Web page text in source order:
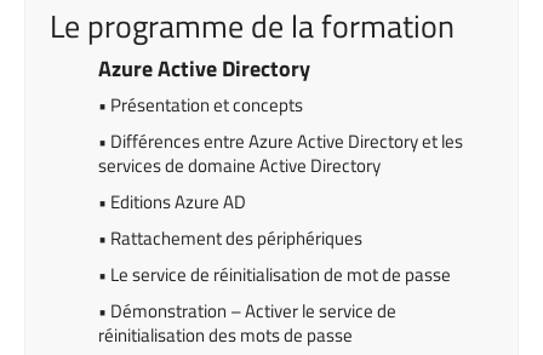
Le programme de la formation
Azure Active Directory
• Présentation et concepts
• Différences entre Azure Active Directory et les
services de domaine Active Directory
• Editions Azure AD
• Rattachement des périphériques
• Le service de réinitialisation de mot de passe
• Démonstration – Activer le service de
réinitialisation des mots de passe